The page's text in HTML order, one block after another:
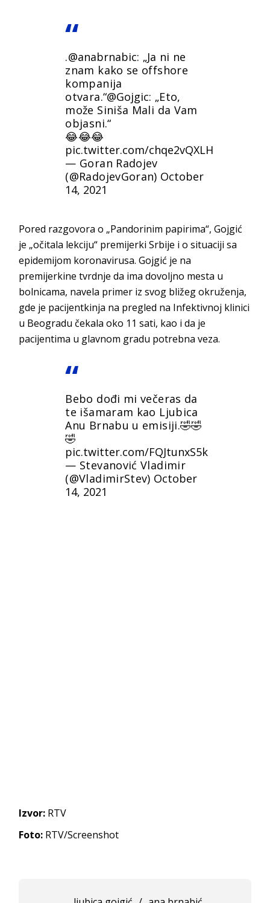
.@anabrnabic: „Ja ni ne
znam kako se offshore
kompanija
otvara.“@Gojgic: „Eto,
može Siniša Mali da Vam
objasni.“
😂😂😂
pic.twitter.com/chqe2vQXLH
— Goran Radojev
(@RadojevGoran) October
14, 2021
Pored razgovora o „Pandorinim papirima“, Gojgić
je „očitala lekciju“ premijerki Srbije i o situaciji sa
epidemijom koronavirusa. Gojgić je na
premijerkine tvrdnje da ima dovoljno mesta u
bolnicama, navela primer iz svog bližeg okruženja,
gde je pacijentkinja na pregled na Infektivnoj klinici
u Beogradu čekala oko 11 sati, kao i da je
pacijentima u glavnom gradu potrebna veza.
Bebo dođi mi večeras da
te išamaram kao Ljubica
Anu Brnabu u emisiji.🤣🤣
🤣
pic.twitter.com/FQJtunxS5k
— Stevanović Vladimir
(@VladimirStev) October
14, 2021
Izvor: RTV
Foto: RTV/Screenshot